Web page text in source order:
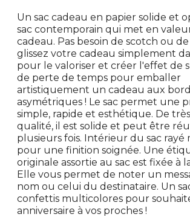
Un sac cadeau en papier solide et
sac contemporain qui met en
cadeau. Pas besoin de scotch ou
glissez votre cadeau simplement
pour le valoriser et créer l'effet de
de perte de temps pour emballer
artistiquement un cadeau aux
asymétriques ! Le sac permet une
simple, rapide et esthétique. De
qualité, il est solide et peut être
plusieurs fois. Intérieur du sac
pour une finition soignée. Une
originale assortie au sac est fixée à
Elle vous permet de noter un
nom ou celui du destinataire. Un
confettis multicolores pour
anniversaire à vos proches !